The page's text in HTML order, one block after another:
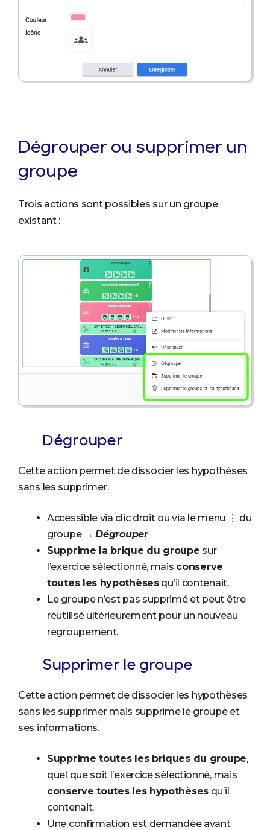
Dégrouper ou supprimer un
groupe
Trois actions sont possibles sur un groupe
existant :
Dégrouper
Cette action permet de dissocier les hypothèses
sans les supprimer.
Accessible via clic droit ou via le menu ⋮ du
groupe →Dégrouper
Supprime la brique du groupe sur
l’exercice sélectionné, mais conserve
toutes les hypothèsesqu’il contenait.
Le groupe n’est pas supprimé et peut être
réutilisé ultérieurement pour un nouveau
regroupement.
Supprimer le groupe
Cette action permet de dissocier les hypothèses
sans les supprimer mais supprime le groupe et
ses informations.
Supprime toutes les briques du groupe,
quel que soit l’exercice sélectionné, mais
conserve toutes les hypothèses qu’il
contenait.
Une confirmation est demandée avant